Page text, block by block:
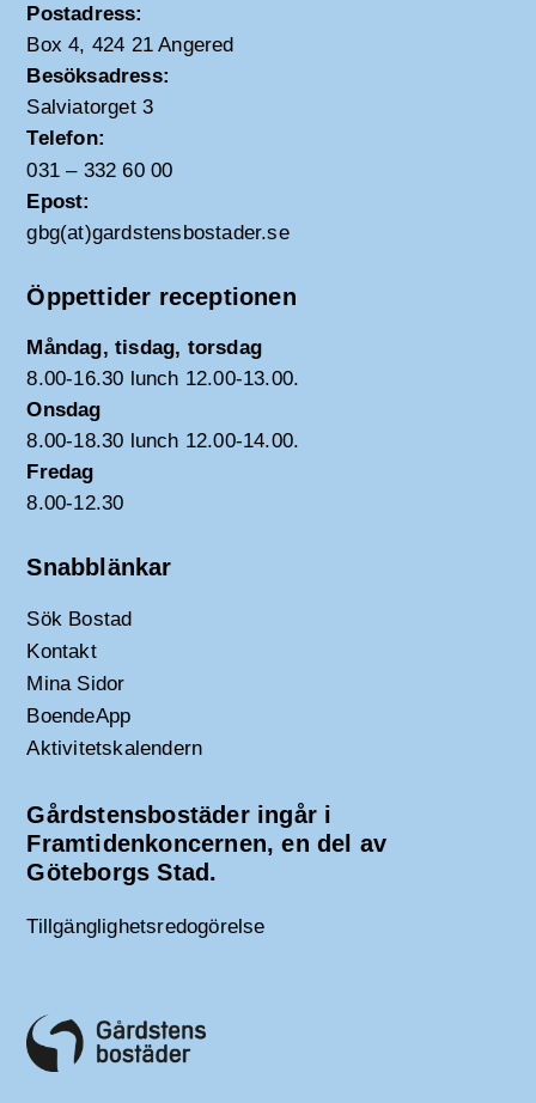
Postadress:
Box 4, 424 21 Angered
Besöksadress:
Salviatorget 3
Telefon:
031 – 332 60 00
Epost:
gbg(at)gardstensbostader.se
Öppettider receptionen
Måndag, tisdag, torsdag
8.00-16.30 lunch 12.00-13.00.
Onsdag
8.00-18.30 lunch 12.00-14.00.
Fredag
8.00-12.30
Snabblänkar
Sök Bostad
Kontakt
Mina Sidor
BoendeApp
Aktivitetskalendern
Gårdstensbostäder ingår i
Framtidenkoncernen, en del av
Göteborgs Stad.
Tillgänglighetsredogörelse